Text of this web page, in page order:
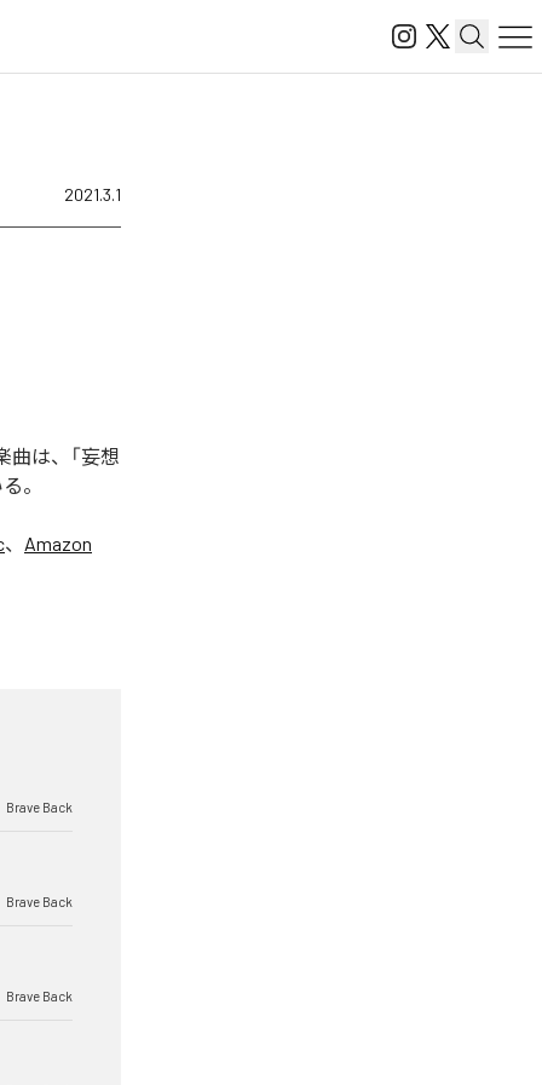
2021.3.1
曲は、「妄想
。
、 Amazon
Brave Back
Brave Back
Brave Back